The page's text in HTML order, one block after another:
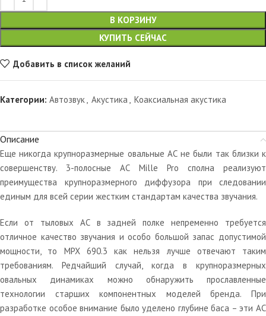
В КОРЗИНУ
КУПИТЬ СЕЙЧАС
Добавить в список желаний
Категории: Автозвук, Акустика , Коаксиальная акустика
Описание
Еще никогда крупноразмерные овальные АС не были так близки к
совершенству. 3-полосные АС Mille Pro сполна реализуют
преимущества крупноразмерного диффузора при следовании
единым для всей серии жестким стандартам качества звучания.
Если от тыловых АС в задней полке непременно требуется
отличное качество звучания и особо большой запас допустимой
мощности, то MPX 690.3 как нельзя лучше отвечают таким
требованиям. Редчайший случай, когда в крупноразмерных
овальных динамиках можно обнаружить прославленные
технологии старших компонентных моделей бренда. При
разработке особое внимание было уделено глубине баса – эти АС